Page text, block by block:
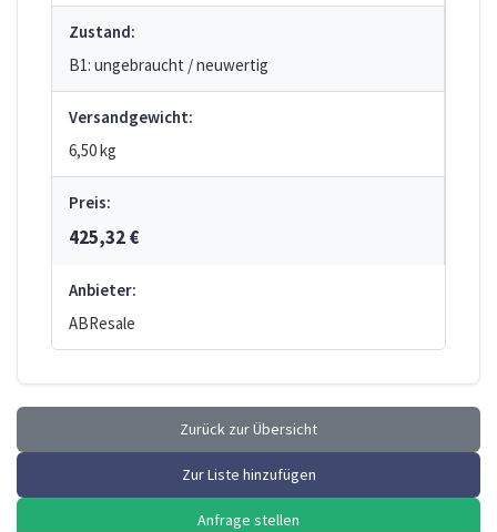
Zustand:
B1: ungebraucht / neuwertig
Versandgewicht:
6,50 kg
Preis:
425,32 €
Anbieter:
ABResale
Zurück zur Übersicht
Zur Liste hinzufügen
Anfrage stellen